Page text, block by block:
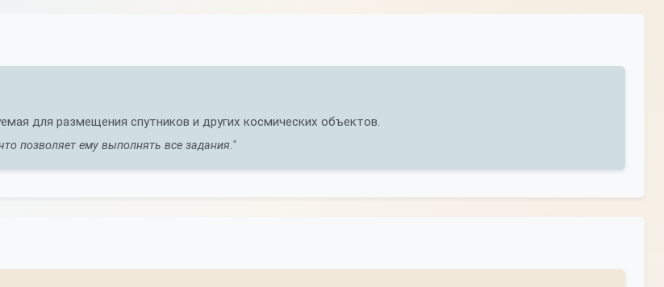
для размещения спутников и других космических объектов.
позволяет ему выполнять все задания."